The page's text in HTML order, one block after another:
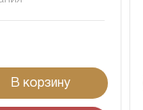
В корзину